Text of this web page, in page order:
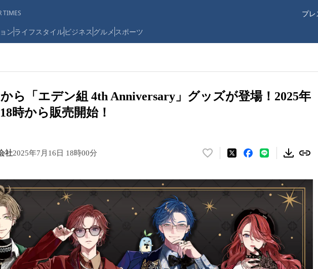
TIMES プ
ンライフスタイルビジネス グルメ スポーツ
ら「エデン組 4th Anniversary」グッズが登場！2025年
時から販売開始！
社2025年7月16日 18時00分
い
ね
！
数
を
中